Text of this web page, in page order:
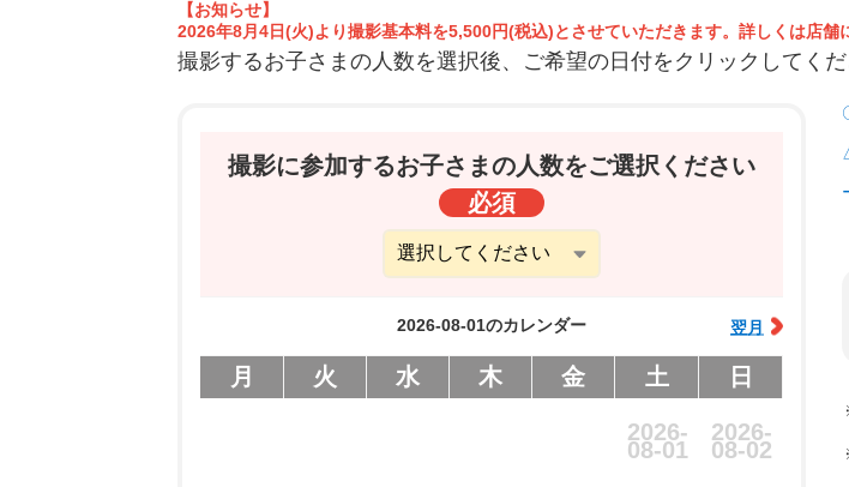
【お知らせ】
2026年8月4日(火)より撮影基本料を5,500円(税込)とさせていただきます。詳しくは店舗
撮影するお子さまの人数を選択後、ご希望の日付をクリックしてくだ
撮影に参加するお子さまの人数をご選択ください
必須
2026-08-01のカレンダー 翌月
月 火 水 木 金 土 日
2026-
08-01
2026-
08-02